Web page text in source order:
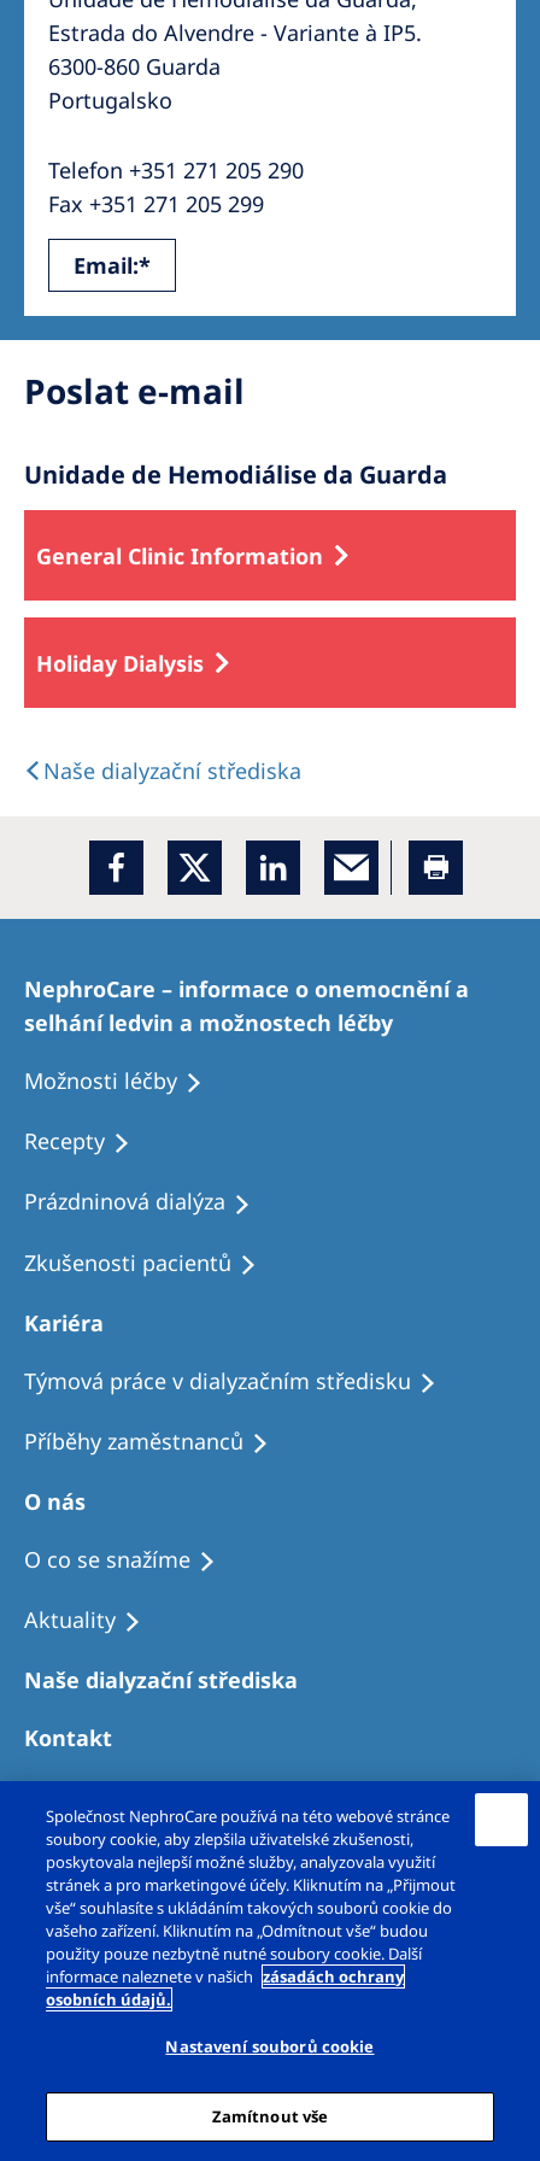
Australia
Philippines
North America
United States of America
NephroCare International
Global Website
Estrada do Alvendre - Variante à IP5.
6300-860 Guarda
Portugalsko
Telefon +351 271 205 290
Fax +351 271 205 299
Email:*
Poslat e-mail
Unidade de Hemodiálise da Guarda
General Clinic Information
Holiday Dialysis
Naše dialyzační střediska
NephroCare – informace o onemocnění a
selhání ledvin a možnostech léčby
Možnosti léčby
Recepty
Prázdninová dialýza
Zkušenosti pacientů
Kariéra
Týmová práce v dialyzačním středisku
Příběhy zaměstnanců
O nás
O co se snažíme
Aktuality
Naše dialyzační střediska
Kontakt
Copyright © Fresenius Medical Care – DS, s.r.o.
2026. Všechna práva vyhrazena.
Právní upozornění
Zásady ochrany osobních údajů
Prohlášení o cookies
Společnost NephroCare používá na této webové stránce
soubory cookie, aby zlepšila uživatelské zkušenosti,
poskytovala nejlepší možné služby, analyzovala využití
stránek a pro marketingové účely. Kliknutím na „Přijmout
vše“ souhlasíte s ukládáním takových souborů cookie do
vašeho zařízení. Kliknutím na „Odmítnout vše“ budou
použity pouze nezbytně nutné soubory cookie. Další
informace naleznete v našich zásadách ochrany
osobních údajů.
Nastavení souborů cookie
Zamítnout vše